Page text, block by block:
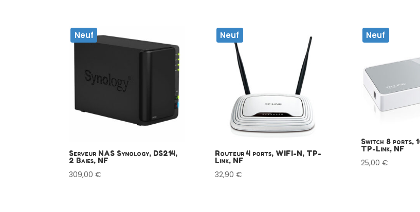
Neuf
Serveur NAS Synology, DS214,
2 Baies, NF
309,00€
Neuf
Routeur 4 ports, WIFI-N, TP-
Link, NF
32,90 €
Neuf
Switch 8 ports,
TP-Link, NF
25,00 €